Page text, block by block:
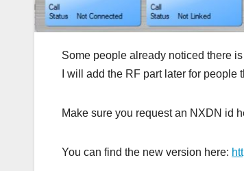
Some people already noticed there
I will add the RF part later for people
Make sure you request an NXDN id
You can find the new version here: